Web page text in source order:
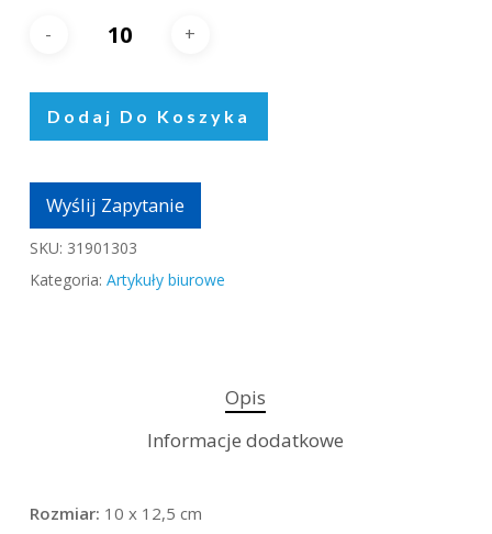
Dodaj Do Koszyka
Wyślij Zapytanie
SKU: 31901303
Kategoria: Artykuły biurowe
Opis
Informacje dodatkowe
Rozmiar: 10 x 12,5 cm